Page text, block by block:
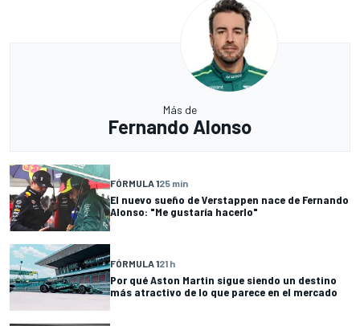
Más de
Fernando Alonso
FÓRMULA 125 min
El nuevo sueño de Verstappen nace de Fernando
Alonso: "Me gustaría hacerlo"
FÓRMULA 121 h
Por qué Aston Martin sigue siendo un destino
más atractivo de lo que parece en el mercado